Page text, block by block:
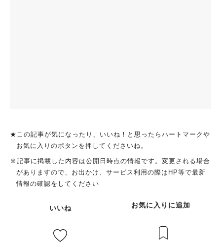
★この記事が気になったり、いいね！と思ったらハートマークや
お気に入りのボタンを押してくださいね。
※記事に掲載した内容は公開日時点の情報です。変更される場合
がありますので、お出かけ、サービス利用の際はHP等で最新
情報の確認をしてください
いいね お気に入りに追加